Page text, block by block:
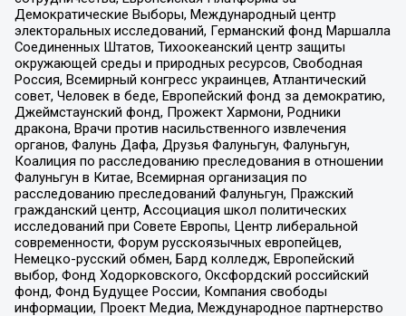
Демократические Выборы, Международный центр
электоральных исследований, Германский фонд Маршалла
Соединенных Штатов, Тихоокеанский центр защиты
окружающей среды и природных ресурсов, Свободная
Россия, Всемирный конгресс украинцев, Атлантический
совет, Человек в беде, Европейский фонд за демократию,
Джеймстаунский фонд, Прожект Хармони, Родники
дракона, Врачи против насильственного извлечения
органов, Фалунь Дафа, Друзья Фалуньгун, Фалуньгун,
Коалиция по расследованию преследования в отношении
Фалуньгун в Китае, Всемирная организация по
расследованию преследований Фалуньгун, Пражский
гражданский центр, Ассоциация школ политических
исследований при Совете Европы, Центр либеральной
современности, Форум русскоязычных европейцев,
Немецко-русский обмен, Бард колледж, Европейский
выбор, Фонд Ходорковского, Оксфордский российский
фонд, Фонд Будущее России, Компания свободы
информации, Проект Медиа, Международное партнерство